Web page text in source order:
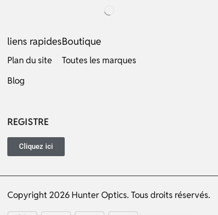
liens rapides
Plan du site
Blog
Boutique
Toutes les marques
REGISTRE
Cliquez ici
Copyright 2026 Hunter Optics. Tous droits réservés.
Spanish